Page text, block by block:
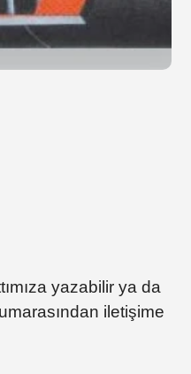
yazabilir ya da
iletişime